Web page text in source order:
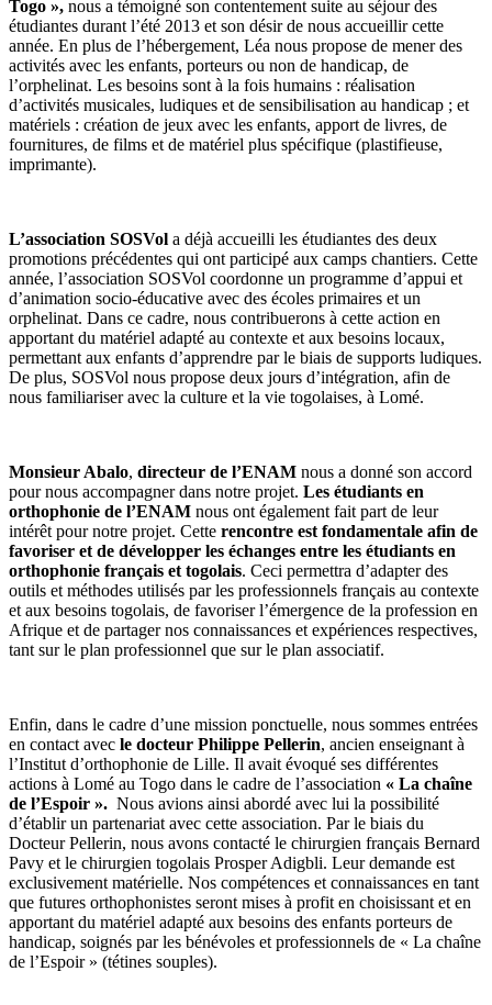
Togo », nous a témoigné son contentement suite au séjour des
étudiantes durant l’été 2013 et son désir de nous accueillir cette
année. En plus de l’hébergement, Léa nous propose de mener des
activités avec les enfants, porteurs ou non de handicap, de
l’orphelinat. Les besoins sont à la fois humains : réalisation
d’activités musicales, ludiques et de sensibilisation au handicap ; et
matériels : création de jeux avec les enfants, apport de livres, de
fournitures, de films et de matériel plus spécifique (plastifieuse,
imprimante).
L’association SOSVol a déjà accueilli les étudiantes des deux
promotions précédentes qui ont participé aux camps chantiers. Cette
année, l’association SOSVol coordonne un programme d’appui et
d’animation socio-éducative avec des écoles primaires et un
orphelinat. Dans ce cadre, nous contribuerons à cette action en
apportant du matériel adapté au contexte et aux besoins locaux,
permettant aux enfants d’apprendre par le biais de supports ludiques.
De plus, SOSVol nous propose deux jours d’intégration, afin de
nous familiariser avec la culture et la vie togolaises, à Lomé.
Monsieur Abalo, directeur de l’ENAM nous a donné son accord
pour nous accompagner dans notre projet. Les étudiants en
orthophonie de l’ENAM nous ont également fait part de leur
intérêt pour notre projet. Cette rencontre est fondamentale afin de
favoriser et de développer les échanges entre les étudiants en
orthophonie français et togolais. Ceci permettra d’adapter des
outils et méthodes utilisés par les professionnels français au contexte
et aux besoins togolais, de favoriser l’émergence de la profession en
Afrique et de partager nos connaissances et expériences respectives,
tant sur le plan professionnel que sur le plan associatif.
Enfin, dans le cadre d’une mission ponctuelle, nous sommes entrées
en contact avec le docteur Philippe Pellerin, ancien enseignant à
l’Institut d’orthophonie de Lille. Il avait évoqué ses différentes
actions à Lomé au Togo dans le cadre de l’association « La chaîne
de l’Espoir ». Nous avions ainsi abordé avec lui la possibilité
d’établir un partenariat avec cette association. Par le biais du
Docteur Pellerin, nous avons contacté le chirurgien français Bernard
Pavy et le chirurgien togolais Prosper Adigbli. Leur demande est
exclusivement matérielle. Nos compétences et connaissances en tant
que futures orthophonistes seront mises à profit en choisissant et en
apportant du matériel adapté aux besoins des enfants porteurs de
handicap, soignés par les bénévoles et professionnels de « La chaîne
de l’Espoir » (tétines souples).